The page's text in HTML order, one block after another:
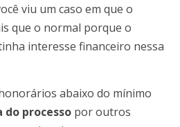
viu um caso em que o
que o normal porque o
interesse financeiro nessa
abaixo do mínimo
do processo por outros